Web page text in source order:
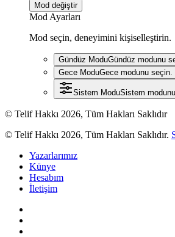
Mod değiştir
Mod Ayarları
Mod seçin, deneyimini kişiselleştirin.
Gündüz ModuGündüz modunu
Gece ModuGece modunu seçin.
Sistem ModuSistem
© Telif Hakkı 2026, Tüm Hakları Saklıdır
© Telif Hakkı 2026, Tüm Hakları Saklıdır.
Yazarlarımız
Künye
Hesabım
İletişim